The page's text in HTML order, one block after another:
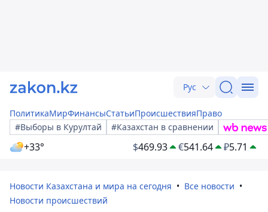
Рус
ПолитикаМирФинансыСтатьиПроисшествияПраво
#Выборы в Курултай
#Казахстан в сравнении
+33° $469.93 €541.64 ₽5.71
Новости Казахстана и мира на сегодня
Все новости
Новости происшествий